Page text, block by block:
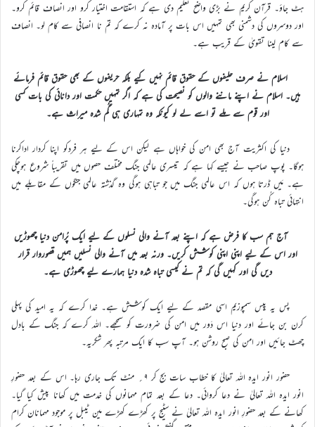
ہٹ جاؤ۔ قرآن کریم نے بڑی واضح تعلیم دی ہے کہ استقامت اختیار کرو اور انصاف قائم کرو۔
اور دوسروں کی دشمنی بھی تمہیں اس بات پر آمادہ نہ کرے کہ تم نا انصافی سے کام لو۔ انصاف
سے کام لینا تقویٰ کے قریب ہے۔
اسلام نے صرف حلیفوں کے حقوق قائم نہیں کیے بلکہ حریفوں کے بھی حقوق قائم فرمائے
ہیں۔ اسلام نے اپنے ماننے والوں کو نصیحت کی ہے کہ اگر تمہیں حکمت اور دانائی کی بات کسی
اور قوم سے ملے تو اسے لے لو کیونکہ وہ تمہاری ہی گُم شدہ میراث ہے۔
دنیا کی اکثریت آج بھی امن کی خواہاں ہے لیکن اس کے لیے ہر فردکو اپنا کردار اداکرنا
ہوگا۔ پوپ صاحب نے جیسے کہا ہے کہ تیسری عالمی جنگ مختلف حصوں میں تقریباً شروع ہوچکی
ہے۔ مَیں ڈرتا ہوں کہ اس عالمی جنگ میں جو تباہی ہوگی وہ گذشتہ عالمی جنگوں کے مقابلے میں
انتہائی تباہ کُن ہوگی۔
آج ہم سب کا فرض ہے کہ اپنے بعد آنے والی نسلوں کے لیے ایک پُرامن دنیا چھوڑیں
اور اس کے لیے اپنی اپنی کوشش کریں۔ ورنہ بعد میں آنے والی نسلیں ہمیں قصوروار قرار
دیں گی اور کہیں گی کہ تم نے کیسی تباہ شدہ دنیا ہمارے لیے چھوڑی ہے۔
پس یہ پِیس سمپوزیم اسی مقصد کے لیے ایک کوشش ہے۔ خدا کرے کہ یہ امید کی پہلی
کرن بن جائے اور دنیا اس دَور میں امن کی ضرورت کو سمجھے۔ اللہ کرے کہ جنگ کے بادل
چھٹ جائیں اور امن کی صبح روشن ہو۔ آپ سب کا ایک مرتبہ پھر شکریہ۔
حضور انور ایدہ اللہ تعالیٰ کا خطاب سات بج کر ۹؍ منٹ تک جاری رہا۔ اس کے بعد حضورِ
انور ایدہ اللہ تعالیٰ نے دعا کروائی۔ دعا کے بعد تمام مہمانوں کی خدمت میں کھانا پیش کیا گیا۔
کھانے کے بعد حضورِ انور ایدہ اللہ تعالیٰ نے سٹیج پر کھڑے کھڑے مین ٹیبل پر موجود مہمانان کرام